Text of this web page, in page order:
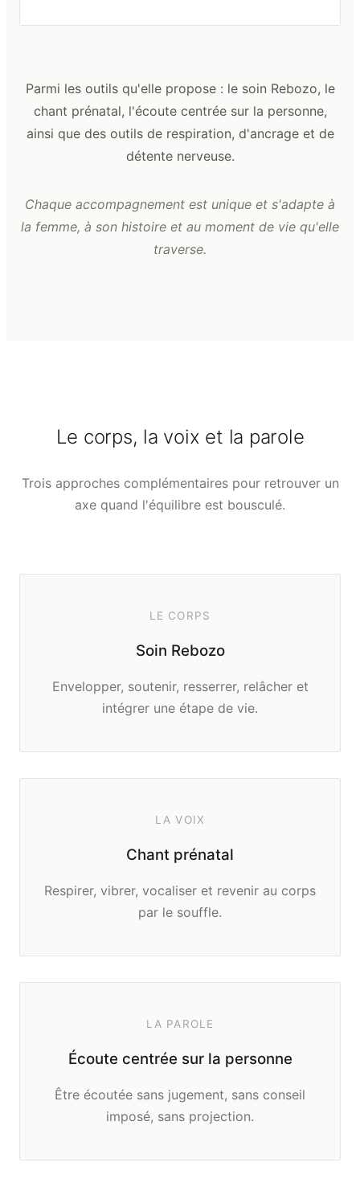
Parmi les outils qu'elle propose : le soin Rebozo, le
chant prénatal, l'écoute centrée sur la personne,
ainsi que des outils de respiration, d'ancrage et de
détente nerveuse.
Chaque accompagnement est unique et s'adapte à
la femme, à son histoire et au moment de vie qu'elle
traverse.
Le corps, la voix et la parole
Trois approches complémentaires pour retrouver un
axe quand l'équilibre est bousculé.
LE CORPS
Soin Rebozo
Envelopper, soutenir, resserrer, relâcher et
intégrer une étape de vie.
LA VOIX
Chant prénatal
Respirer, vibrer, vocaliser et revenir au corps
par le souffle.
LA PAROLE
Écoute centrée sur la personne
Être écoutée sans jugement, sans conseil
imposé, sans projection.